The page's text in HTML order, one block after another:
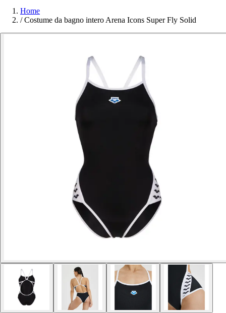
Home
/ Costume da bagno intero Arena Icons Super Fly Solid